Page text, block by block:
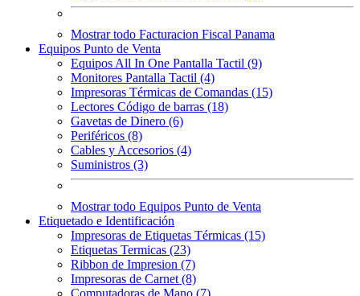
Mostrar todo Facturacion Fiscal Panama
Equipos Punto de Venta
Equipos All In One Pantalla Tactil (9)
Monitores Pantalla Tactil (4)
Impresoras Térmicas de Comandas (15)
Lectores Código de barras (18)
Gavetas de Dinero (6)
Periféricos (8)
Cables y Accesorios (4)
Suministros (3)
Mostrar todo Equipos Punto de Venta
Etiquetado e Identificación
Impresoras de Etiquetas Térmicas (15)
Etiquetas Termicas (23)
Ribbon de Impresion (7)
Impresoras de Carnet (8)
Computadoras de Mano (7)